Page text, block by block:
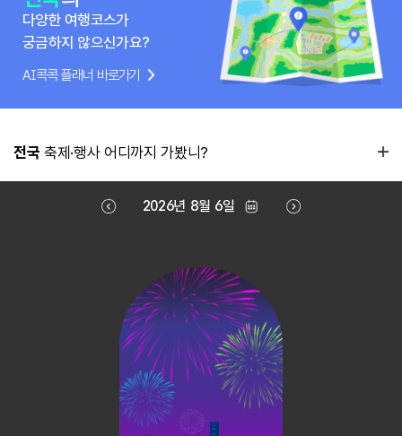
다양한 여행코스가
궁금하지 않으신가요?
AI콕콕 플래너 바로가기
전국 축제·행사 어디까지 가봤니?
2026년 8월 6일